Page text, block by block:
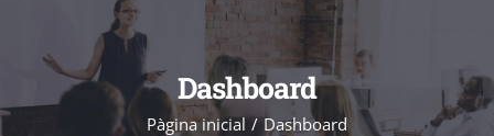
Dashboard
Pàgina inicial Dashboard